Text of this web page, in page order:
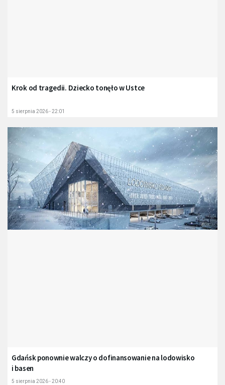
Krok od tragedii. Dziecko tonęło w Ustce
5 sierpnia 2026 - 22:01
Gdańsk ponownie walczy o dofinansowanie na lodowisko
i basen
5 sierpnia 2026 - 20:40